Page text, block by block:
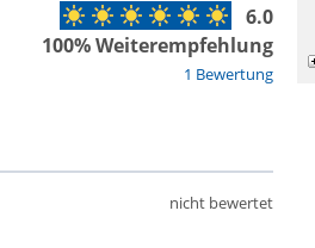
1 Bewertung
6.0
100% Weiterempfehlung
nicht bewertet